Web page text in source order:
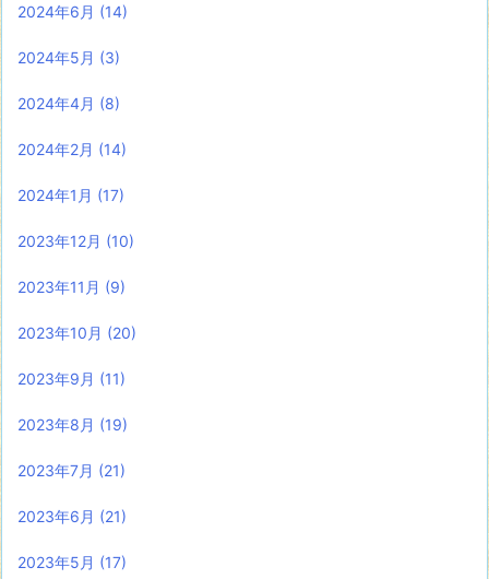
2024年6月 (14)
2024年5月 (3)
2024年4月 (8)
2024年2月 (14)
2024年1月 (17)
2023年12月 (10)
2023年11月 (9)
2023年10月 (20)
2023年9月 (11)
2023年8月 (19)
2023年7月 (21)
2023年6月 (21)
2023年5月 (17)